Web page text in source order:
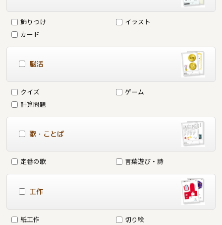
飾りつけ
イラスト
カード
脳活
クイズ
ゲーム
計算問題
歌・ことば
定番の歌 言葉遊び・詩
工作
紙工作 切り絵